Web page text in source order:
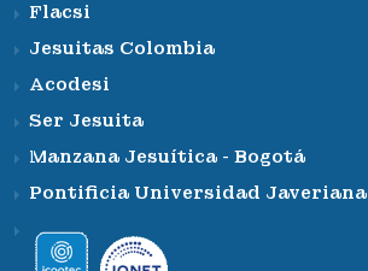
Flacsi
Jesuitas Colombia
Acodesi
Ser Jesuita
Manzana Jesuítica - Bogotá
Pontificia Universidad Javeriana